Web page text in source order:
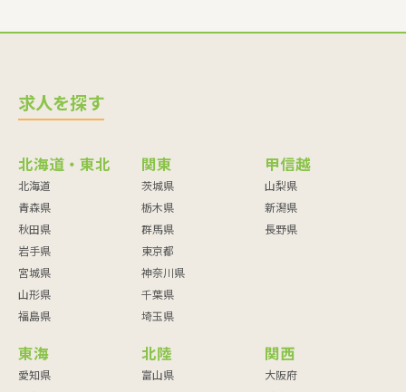
求人を探す
北海道・東北
北海道
青森県
秋田県
岩手県
宮城県
山形県
福島県
関東
茨城県
栃木県
群馬県
東京都
神奈川県
千葉県
埼玉県
甲信越
山梨県
新潟県
長野県
東海
愛知県
北陸
富山県
関西
大阪府